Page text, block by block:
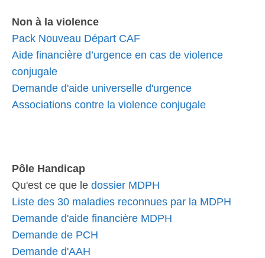
Non à la violence
Pack Nouveau Départ CAF
Aide financière d’urgence en cas de violence
conjugale
Demande d'aide universelle d'urgence
Associations contre la violence conjugale
Pôle Handicap
Qu'est ce que le dossier MDPH
Liste des 30 maladies reconnues par la MDPH
Demande d'aide financière MDPH
Demande de PCH
Demande d'AAH